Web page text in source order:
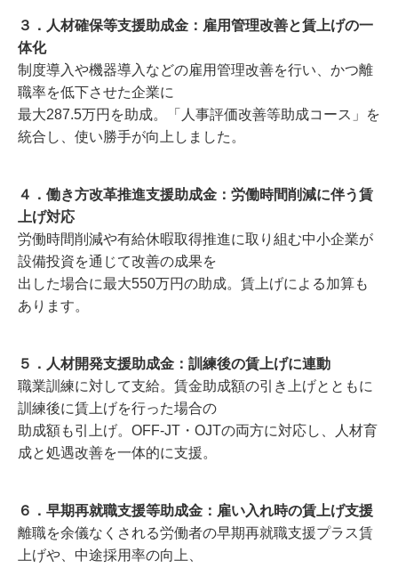
３．人材確保等支援助成金：雇用管理改善と賃上げの一
体化
制度導入や機器導入などの雇用管理改善を行い、かつ離
職率を低下させた企業に
最大287.5万円を助成。「人事評価改善等助成コース」を
統合し、使い勝手が向上しました。
４．働き方改革推進支援助成金：労働時間削減に伴う賃
上げ対応
労働時間削減や有給休暇取得推進に取り組む中小企業が
設備投資を通じて改善の成果を
出した場合に最大550万円の助成。賃上げによる加算も
あります。
５．人材開発支援助成金：訓練後の賃上げに連動
職業訓練に対して支給。賃金助成額の引き上げとともに
訓練後に賃上げを行った場合の
助成額も引上げ。OFF-JT・OJTの両方に対応し、人材育
成と処遇改善を一体的に支援。
６．早期再就職支援等助成金：雇い入れ時の賃上げ支援
離職を余儀なくされる労働者の早期再就職支援プラス賃
上げや、中途採用率の向上、